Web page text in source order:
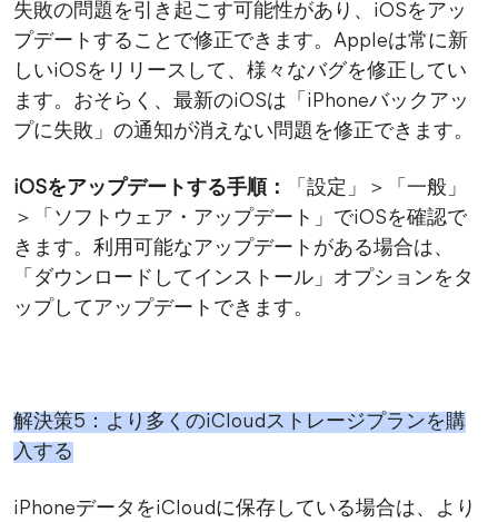
失敗の問題を引き起こす可能性があり、iOSをアッ
プデートすることで修正できます。Appleは常に新
しいiOSをリリースして、様々なバグを修正してい
ます。おそらく、最新のiOSは「iPhoneバックアッ
プに失敗」の通知が消えない問題を修正できます。
iOSをアップデートする手順：
「設定」＞「一般」
＞「ソフトウェア・アップデート」でiOSを確認で
きます。利用可能なアップデートがある場合は、
「ダウンロードしてインストール」オプションをタ
ップしてアップデートできます。
解決策5：より多くのiCloudストレージプランを購
入する
iPhoneデータをiCloudに保存している場合は、より